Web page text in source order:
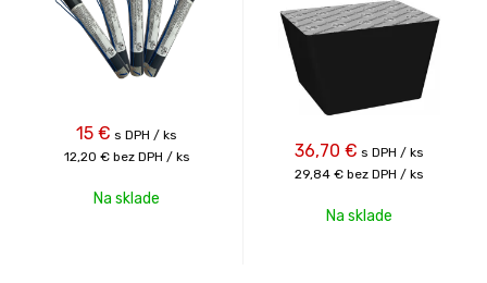
15 € s DPH / ks
12,20 € bez DPH / ks
Na sklade
36,70 € s DPH / ks
29,84 € bez DPH / ks
Na sklade